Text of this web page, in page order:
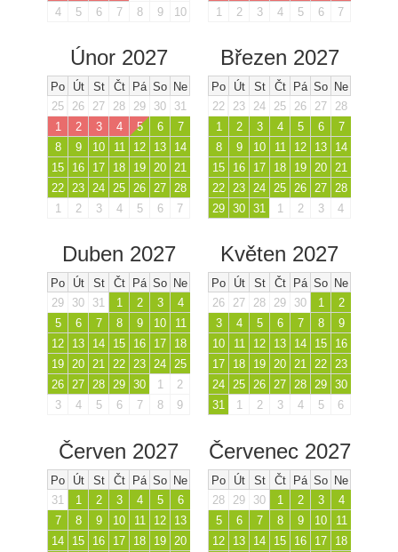
4
5 6 7 8 9 10
1
2 3 4 5 6 7
Únor 2027
Po Út St Čt Pá So Ne
25
26 27 28 29 30
31
1
2 3 4 5 6
7
8
9 10 11 12 13
14
15
16 17 18 19 20 21
22 23 24 25 26 27 28
1
2 3 4 5 6 7
Březen 2027
Po Út St Čt Pá So Ne
22
23 24 25 26 27
28
1
2 3 4 5 6
7
8
9 10 11 12 13
14
15
16 17 18 19 20 21
22 23 24 25 26 27 28
29 30 31 1 2 3 4
Duben 2027
Po Út St Čt Pá So Ne
29
30 31 1 2 3
4
5
6 7 8 9 10
11
12
13 14 15 16 17
18
19 20 21 22 23 24 25
26 27 28 29 30 1
2
3
4 5 6 7 8 9
Květen 2027
Po Út St Čt Pá So Ne
26
27 28 29 30 1
2
3
4 5 6 7 8
9
10
11 12 13 14 15
16
17
18 19 20 21 22 23
24 25 26 27 28 29 30
31
1 2 3 4 5 6
Červen 2027
Po Út St Čt Pá So Ne
31
1 2 3 4 5
6
7
8 9 10 11 12
13
14
15 16 17 18 19
20
Červenec 2027
Po Út St Čt Pá So Ne
28
29 30 1 2 3
4
5
6 7 8 9 10
11
12
13 14 15 16 17
18